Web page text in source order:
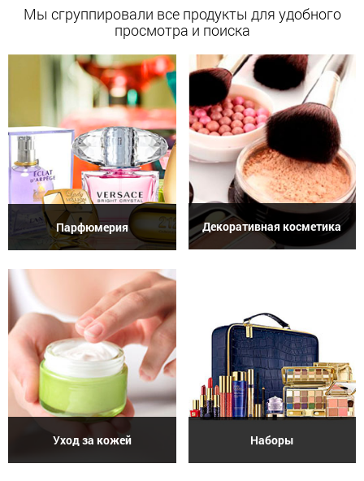
Мы сгруппировали все продукты для удобного
просмотра и поиска
Парфюмерия Декоративная косметика
Уход за кожей Наборы